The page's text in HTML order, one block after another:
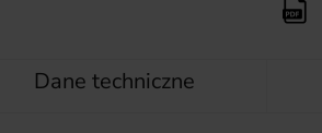
Dane techniczne